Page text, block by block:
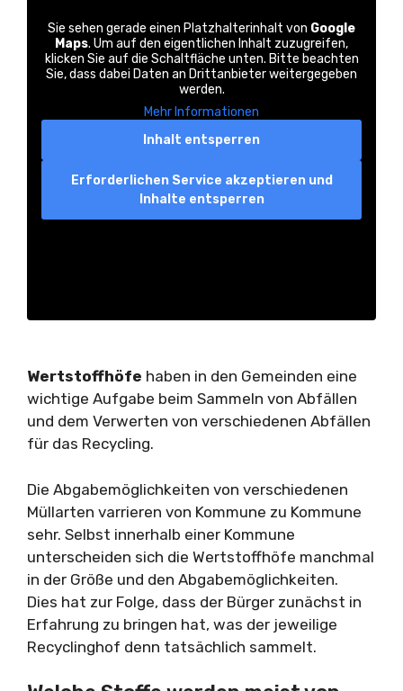
Sie sehen gerade einen Platzhalterinhalt von Google
Maps. Um auf den eigentlichen Inhalt zuzugreifen,
klicken Sie auf die Schaltfläche unten. Bitte beachten
Sie, dass dabei Daten an Drittanbieter weitergegeben
werden.
Mehr Informationen
Inhalt entsperren
Erforderlichen Service akzeptieren und
Inhalte entsperren
Wertstoffhöfe haben in den Gemeinden eine
wichtige Aufgabe beim Sammeln von Abfällen
und dem Verwerten von verschiedenen Abfällen
für das Recycling.
Die Abgabemöglichkeiten von verschiedenen
Müllarten varrieren von Kommune zu Kommune
sehr. Selbst innerhalb einer Kommune
unterscheiden sich die Wertstoffhöfe manchmal
in der Größe und den Abgabemöglichkeiten.
Dies hat zur Folge, dass der Bürger zunächst in
Erfahrung zu bringen hat, was der jeweilige
Recyclinghof denn tatsächlich sammelt.